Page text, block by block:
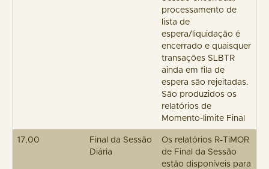
processamento de
lista de
espera/liquidação é
encerrado e quaisquer
transações SLBTR
ainda em fila de
espera são rejeitadas.
São produzidos os
relatórios de
Momento-limite Final
17,00
Final da Sessão
Diária
Os relatórios R-TiMOR
de Final da Sessão
estão disponíveis para